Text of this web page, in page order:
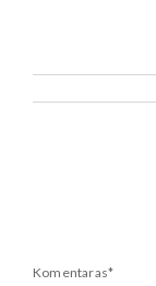
Komentaras*